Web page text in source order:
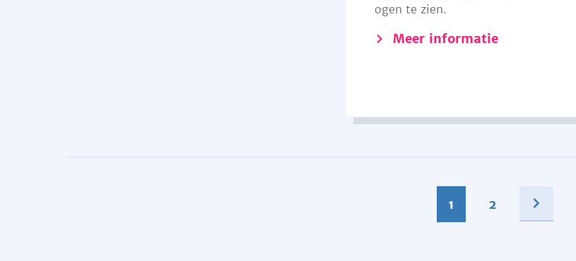
ogen te zien.
Meer informatie
1 2